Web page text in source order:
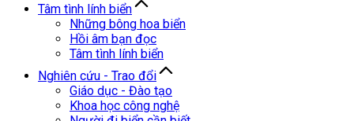
Tâm tình lính biển
Những bông hoa biển
Hồi âm bạn đọc
Tâm tình lính biển
Nghiên cứu - Trao đổi
Giáo dục - Đào tạo
Khoa học công nghệ